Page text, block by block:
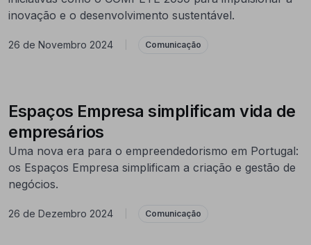
inovação e o desenvolvimento sustentável.
26 de Novembro 2024 Comunicação
Espaços Empresa simplificam vida de
empresários
Uma nova era para o empreendedorismo em Portugal:
os Espaços Empresa simplificam a criação e gestão de
negócios.
26 de Dezembro 2024 Comunicação